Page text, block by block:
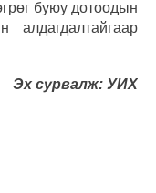
буюу дотоодын
алдагдалтайгаар
Эх сурвалж: УИХ